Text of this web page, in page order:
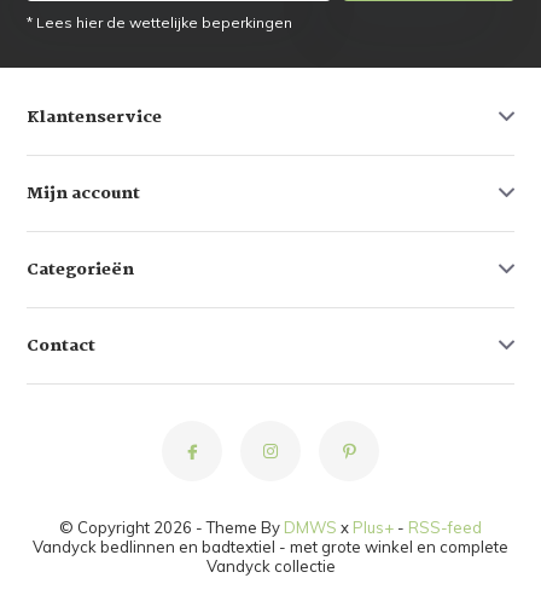
* Lees hier de wettelijke beperkingen
Klantenservice
Mijn account
Categorieën
Contact
© Copyright 2026 - Theme By DMWS x Plus+ - RSS-feed
Vandyck bedlinnen en badtextiel - met grote winkel en complete
Vandyck collectie